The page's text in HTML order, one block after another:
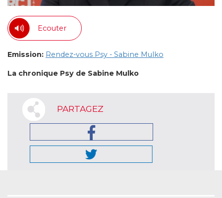
Ecouter
Emission: Rendez-vous Psy - Sabine Mulko
La chronique Psy de Sabine Mulko
PARTAGEZ